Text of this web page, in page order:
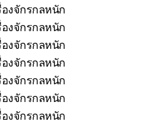
งจักรกลหนัก
งจักรกลหนัก
องจักรกลหนัก
งจักรกลหนัก
งจักรกลหนัก
องจักรกลหนัก
งจักรกลหนัก